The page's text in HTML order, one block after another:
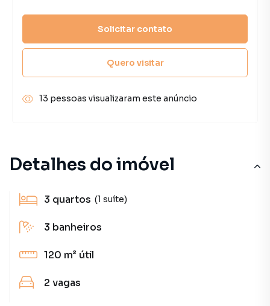
Detalhes do imóvel
3 quartos (1 suíte)
3 banheiros
120 m² útil
2 vagas
Solicitar contato
Quero visitar
13 pessoas visualizaram este anúncio